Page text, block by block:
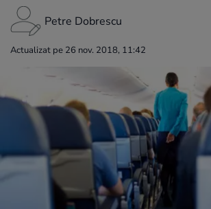
Petre Dobrescu
Actualizat pe 26 nov. 2018, 11:42